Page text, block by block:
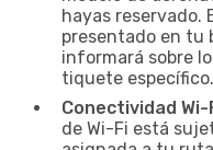
hayas reservado.
presentado en tu
informará sobre
tiquete específico.
Conectividad Wi-
de Wi-Fi está